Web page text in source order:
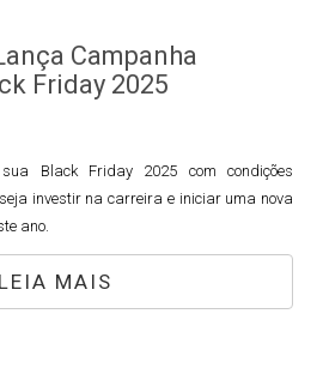
Campanha
Friday 2025
Black Friday 2025 com condições
investir na carreira e iniciar uma nova
ano.
LEIA MAIS